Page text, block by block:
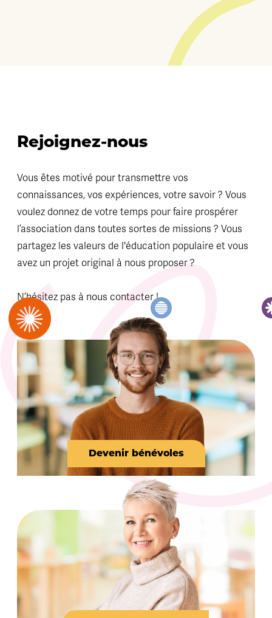
Rejoignez-nous
Vous êtes motivé pour transmettre vos
connaissances, vos expériences, votre savoir ? Vous
voulez donnez de votre temps pour faire prospérer
l’association dans toutes sortes de missions ? Vous
partagez les valeurs de l'éducation populaire et vous
avez un projet original à nous proposer ?
N’hésitez pas à nous contacter !
Devenir bénévoles